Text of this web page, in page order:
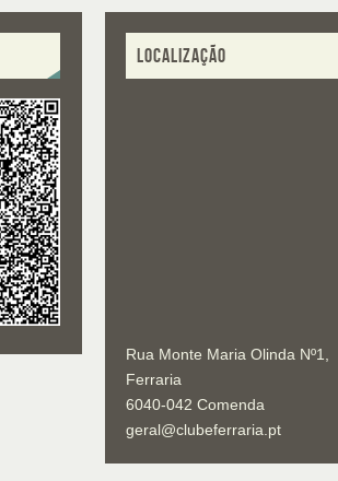
LOCALIZAÇÃO
Rua Monte Maria Olinda Nº1,
Ferraria
6040-042 Comenda
geral@clubeferraria.pt